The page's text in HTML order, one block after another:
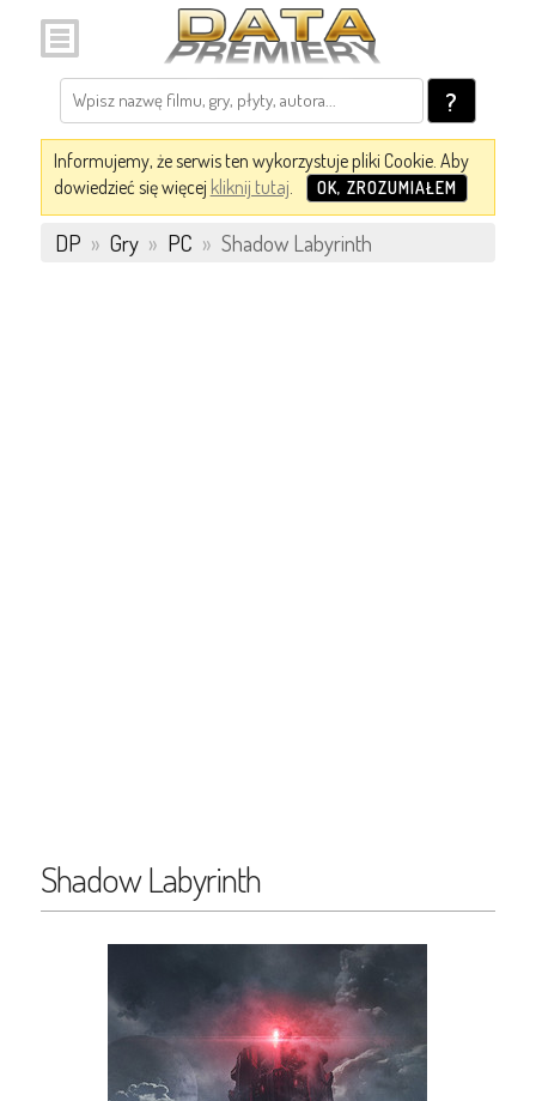
?
Informujemy, że serwis ten wykorzystuje pliki Cookie. Aby
dowiedzieć się więcej kliknij tutaj. OK, ZROZUMIAŁEM
DP » Gry » PC » Shadow Labyrinth
Shadow Labyrinth